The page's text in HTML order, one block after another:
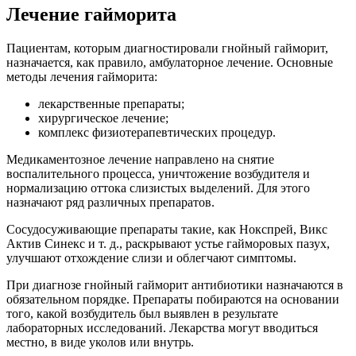
Лечение гайморита
Пациентам, которым диагностировали гнойный гайморит,
назначается, как правило, амбулаторное лечение. Основные
методы лечения гайморита:
лекарственные препараты;
хирургическое лечение;
комплекс физиотерапевтических процедур.
Медикаментозное лечение направлено на снятие
воспалительного процесса, уничтожение возбудителя и
нормализацию оттока слизистых выделений. Для этого
назначают ряд различных препаратов.
Сосудосуживающие препараты такие, как Нокспрей, Викс
Актив Синекс и т. д., раскрывают устье гайморовых пазух,
улучшают отхождение слизи и облегчают симптомы.
При диагнозе гнойный гайморит антибиотики назначаются в
обязательном порядке. Препараты побираются на основании
того, какой возбудитель был выявлен в результате
лабораторных исследований. Лекарства могут вводиться
местно, в виде уколов или внутрь.